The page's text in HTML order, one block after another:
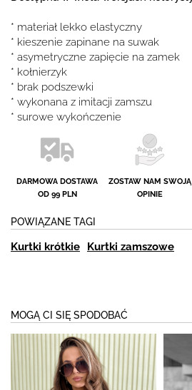
* materiał lekko elastyczny
* kieszenie zapinane na suwak
* asymetryczne zapięcie na zamek
* kołnierzyk
* brak podszewki
* wykonana z imitacji zamszu
* surowe wykończenie
DARMOWA DOSTAWA
OD 99 PLN
ZOSTAW NAM SWOJĄ
OPINIE
POWIĄZANE TAGI
Kurtki krótkie Kurtki zamszowe
MOGĄ CI SIĘ SPODOBAĆ